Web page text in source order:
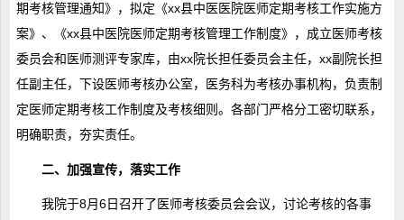
期考核管理通知》，拟定《xx县中医医院医师定期考核工作实施方
案》、《xx县中医院医师定期考核管理工作制度》，成立医师考核
委员会和医师测评专家库，由xx院长担任委员会主任，xx副院长担
任副主任，下设医师考核办公室，医务科为考核办事机构，负责制
定医师定期考核工作制度及考核细则。各部门严格分工密切联系，
明确职责，夯实责任。
二、加强宣传，落实工作
我院于8月6日召开了医师考核委员会会议，讨论考核的各事